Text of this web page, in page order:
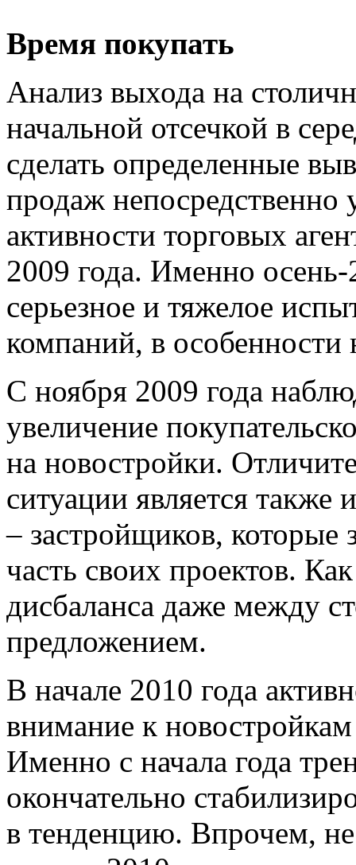
Время покупать
Анализ выхода на
начальной отсечкой в
сделать определенные
продаж непосредственно
активности торговых
2009 года. Именно
серьезное и тяжелое
компаний, в
С ноября 2009 года
увеличение
на новостройки.
ситуации является
– застройщиков,
часть своих проектов.
дисбаланса даже между
предложением.
В начале 2010 года
внимание к
Именно с начала года
окончательно
в тенденцию. Впрочем,